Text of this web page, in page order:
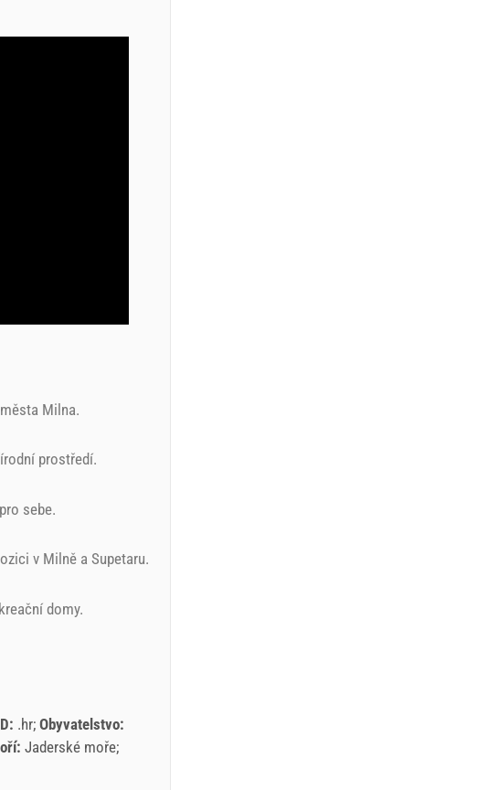
Milna.
prostředí.
sebe.
v Milně a Supetaru.
domy.
.hr Obyvatelstvo:
Jaderské moře